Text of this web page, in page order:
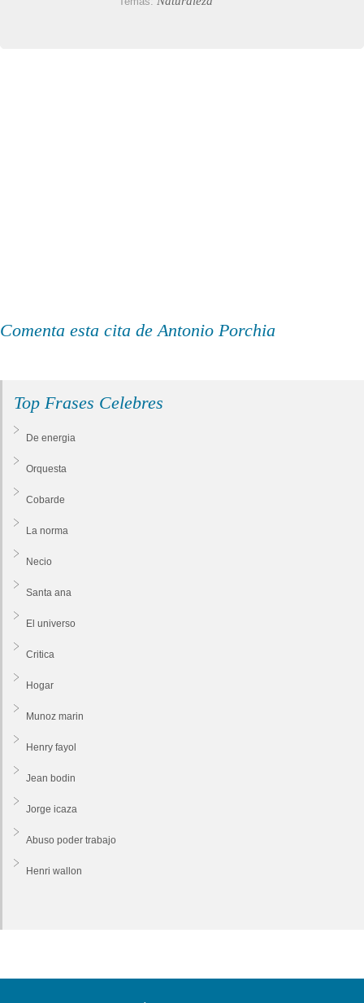
Comenta esta cita de Antonio Porchia
Top Frases Celebres
De energia
Orquesta
Cobarde
La norma
Necio
Santa ana
El universo
Critica
Hogar
Munoz marin
Henry fayol
Jean bodin
Jorge icaza
Abuso poder trabajo
Henri wallon